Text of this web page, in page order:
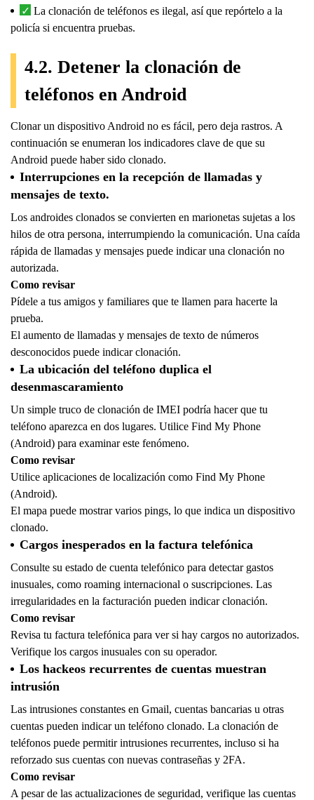
La clonación de teléfonos es ilegal, así que repórtelo a la
policía si encuentra pruebas.
4.2. Detener la clonación de
teléfonos en Android
Clonar un dispositivo Android no es fácil, pero deja rastros. A
continuación se enumeran los indicadores clave de que su
Android puede haber sido clonado.
Interrupciones en la recepción de llamadas y
mensajes de texto.
Los androides clonados se convierten en marionetas sujetas a los
hilos de otra persona, interrumpiendo la comunicación. Una caída
rápida de llamadas y mensajes puede indicar una clonación no
autorizada.
Como revisar
Pídele a tus amigos y familiares que te llamen para hacerte la
prueba.
El aumento de llamadas y mensajes de texto de números
desconocidos puede indicar clonación.
La ubicación del teléfono duplica el
desenmascaramiento
Un simple truco de clonación de IMEI podría hacer que tu
teléfono aparezca en dos lugares. Utilice Find My Phone
(Android) para examinar este fenómeno.
Como revisar
Utilice aplicaciones de localización como Find My Phone
(Android).
El mapa puede mostrar varios pings, lo que indica un dispositivo
clonado.
Cargos inesperados en la factura telefónica
Consulte su estado de cuenta telefónico para detectar gastos
inusuales, como roaming internacional o suscripciones. Las
irregularidades en la facturación pueden indicar clonación.
Como revisar
Revisa tu factura telefónica para ver si hay cargos no autorizados.
Verifique los cargos inusuales con su operador.
Los hackeos recurrentes de cuentas muestran
intrusión
Las intrusiones constantes en Gmail, cuentas bancarias u otras
cuentas pueden indicar un teléfono clonado. La clonación de
teléfonos puede permitir intrusiones recurrentes, incluso si ha
reforzado sus cuentas con nuevas contraseñas y 2FA.
Como revisar
A pesar de las actualizaciones de seguridad, verifique las cuentas